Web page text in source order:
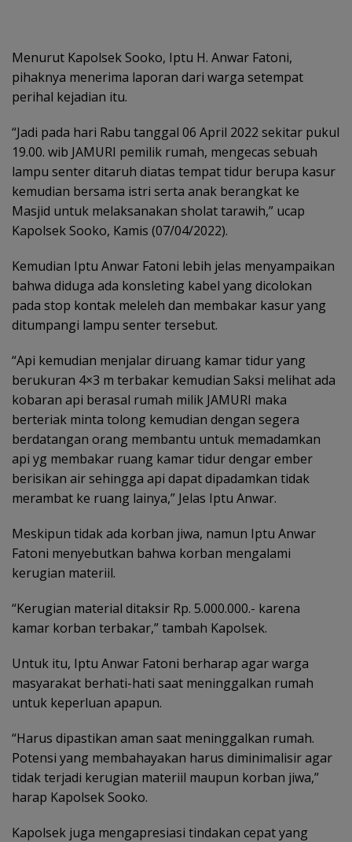
Menurut Kapolsek Sooko, Iptu H. Anwar Fatoni,
pihaknya menerima laporan dari warga setempat
perihal kejadian itu.
“Jadi pada hari Rabu tanggal 06 April 2022 sekitar pukul
19.00. wib JAMURI pemilik rumah, mengecas sebuah
lampu senter ditaruh diatas tempat tidur berupa kasur
kemudian bersama istri serta anak berangkat ke
Masjid untuk melaksanakan sholat tarawih,” ucap
Kapolsek Sooko, Kamis (07/04/2022).
Kemudian Iptu Anwar Fatoni lebih jelas menyampaikan
bahwa diduga ada konsleting kabel yang dicolokan
pada stop kontak meleleh dan membakar kasur yang
ditumpangi lampu senter tersebut.
“Api kemudian menjalar diruang kamar tidur yang
berukuran 4×3 m terbakar kemudian Saksi melihat ada
kobaran api berasal rumah milik JAMURI maka
berteriak minta tolong kemudian dengan segera
berdatangan orang membantu untuk memadamkan
api yg membakar ruang kamar tidur dengar ember
berisikan air sehingga api dapat dipadamkan tidak
merambat ke ruang lainya,” Jelas Iptu Anwar.
Meskipun tidak ada korban jiwa, namun Iptu Anwar
Fatoni menyebutkan bahwa korban mengalami
kerugian materiil.
“Kerugian material ditaksir Rp. 5.000.000.- karena
kamar korban terbakar,” tambah Kapolsek.
Untuk itu, Iptu Anwar Fatoni berharap agar warga
masyarakat berhati-hati saat meninggalkan rumah
untuk keperluan apapun.
“Harus dipastikan aman saat meninggalkan rumah.
Potensi yang membahayakan harus diminimalisir agar
tidak terjadi kerugian materiil maupun korban jiwa,”
harap Kapolsek Sooko.
Kapolsek juga mengapresiasi tindakan cepat yang